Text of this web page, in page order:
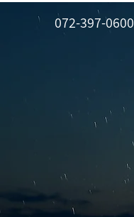
072-397-0600